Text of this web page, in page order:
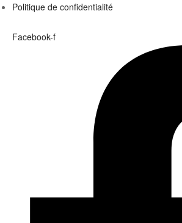
Politique de confidentialité
Facebook-f